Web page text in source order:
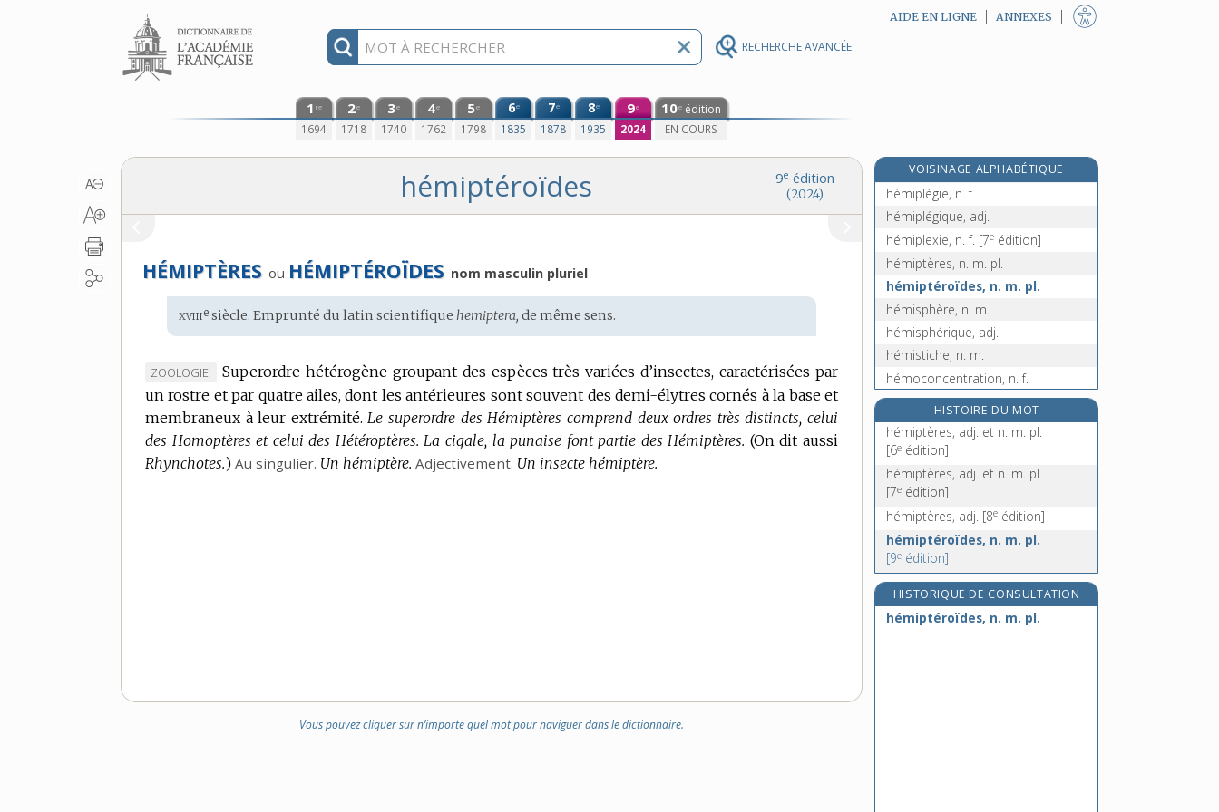
RECHERCHE AVANCÉE
Aller au contenu AIDE EN LIGNE ANNEXES
1 re
1694
2e
1718
3e
1740
4e
1762
5e
1798
6e
1835
7e
1878
8e
1935
9e
2024
10e édition
EN COURS
9e édition
(2024)
hémiptéroïdes
HÉMIPTÈRES ou HÉMIPTÉROÏDES nom masculin pluriel
Étymologie
:
xviiie siècle. Emprunté dulatin scientifique hemiptera, de même sens.
MARQUE
DE
DOMAINE
:
ZOOLOGIE.
Superordre hétérogène groupant des espèces très variées d’insectes, caractérisées par
un rostre et par quatre ailes, dont les antérieures sont souvent des demi-élytres cornés à la base et
membraneux à leur extrémité. Le superordre des Hémiptères comprend deux ordres très distincts, celui
des Homoptères et celui des Hétéroptères. La cigale, la punaise font partie des Hémiptères. (On dit aussi
Rhynchotes.) Au singulier. Un hémiptère. Adjectivement. Un insecte hémiptère.
Vous pouvez cliquer sur n’importe quel mot pour naviguer dans le dictionnaire.
VOISINAGE ALPHABÉTIQUE
hémiparésie, n. f.
hémiplégie, n. f.
hémiplégique, adj.
hémiplexie, n. f. [7e édition]
hémiptères, n. m. pl.
hémiptéroïdes, n. m. pl.
hémisphère, n. m.
hémisphérique, adj.
hémistiche, n. m.
hémoconcentration, n. f.
hémoculture, n. f.
hémocyanine, n. f.
hémodialyse, n. f.
hémodilution, n. f.
hémodynamique, n. f. et adj.
HISTOIRE DU MOT
hémiptères, adj. et n. m. pl.
[6e édition]
hémiptères, adj. et n. m. pl.
[7e édition]
hémiptères, adj. [8e édition]
hémiptéroïdes, n. m. pl.
[9e édition]
HISTORIQUE DE CONSULTATION
hémiptéroïdes, n. m. pl.